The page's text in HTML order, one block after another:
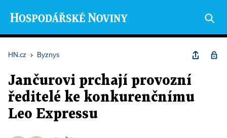
HN.cz › Byznys
Jančurovi prchají provozní
ředitelé ke konkurenčnímu
Leo Expressu